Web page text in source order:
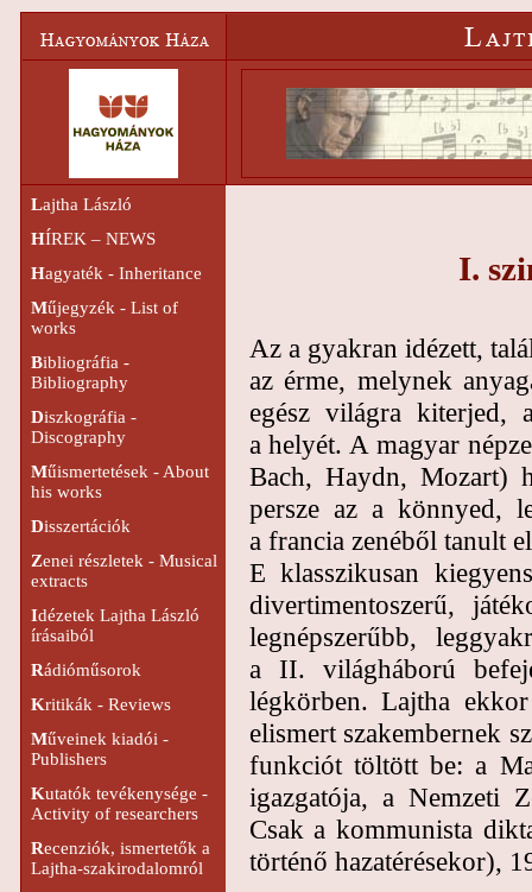
Lajtha László
HÍREK – NEWS
Hagyaték - Inheritance
Műjegyzék - List of
works
Bibliográfia -
Bibliography
Diszkográfia -
Discography
Műismertetések - About
his works
Disszertációk
Zenei részletek - Musical
extracts
Idézetek Lajtha László
írásaiból
Rádióműsorok
Kritikák - Reviews
Műveinek kiadói -
Publishers
Kutatók tevékenysége -
Activity of researchers
Recenziók, ismertetők a
Lajtha-szakirodalomról
I.
Az a gyakran idézett,
az érme, melynek
egész világra kiterjed,
a helyét. A magyar
Bach, Haydn, Mozart)
persze az a könnyed,
a francia zenéből tanult
E klasszikusan
divertimentoszerű,
legnépszerűbb,
a II. világháború
légkörben. Lajtha
elismert szakembernek
funkciót töltött be: a
igazgatója, a Nemzeti
Csak a kommunista
történő hazatérésekor),